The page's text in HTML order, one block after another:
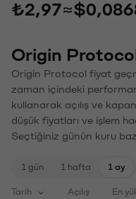
₺2,97≈
Origin
Origin Protocol fiyat
zaman içindeki
kullanarak açılış ve
düşük fiyatları ve işlem
Seçtiğiniz günün kuru
1 gün 1 hafta 1 ay
Tarih Açılış En